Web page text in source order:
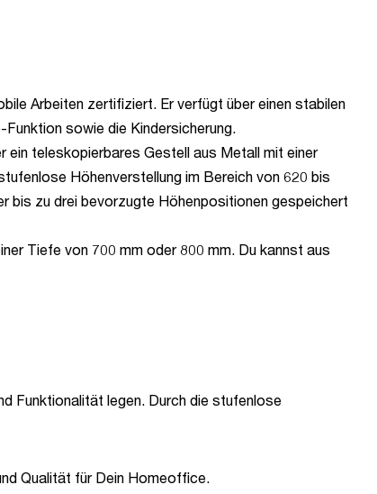
Arbeiten zertifiziert. Er verfügt über einen stabilen
sowie die Kindersicherung.
ein teleskopierbares Gestell aus Metall mit einer
Höhenverstellung im Bereich von 620 bis
bis zu drei bevorzugte Höhenpositionen gespeichert
Tiefe von 700 mm oder 800 mm. Du kannst aus
Funktionalität legen. Durch die stufenlose
Qualität für Dein Homeoffice.